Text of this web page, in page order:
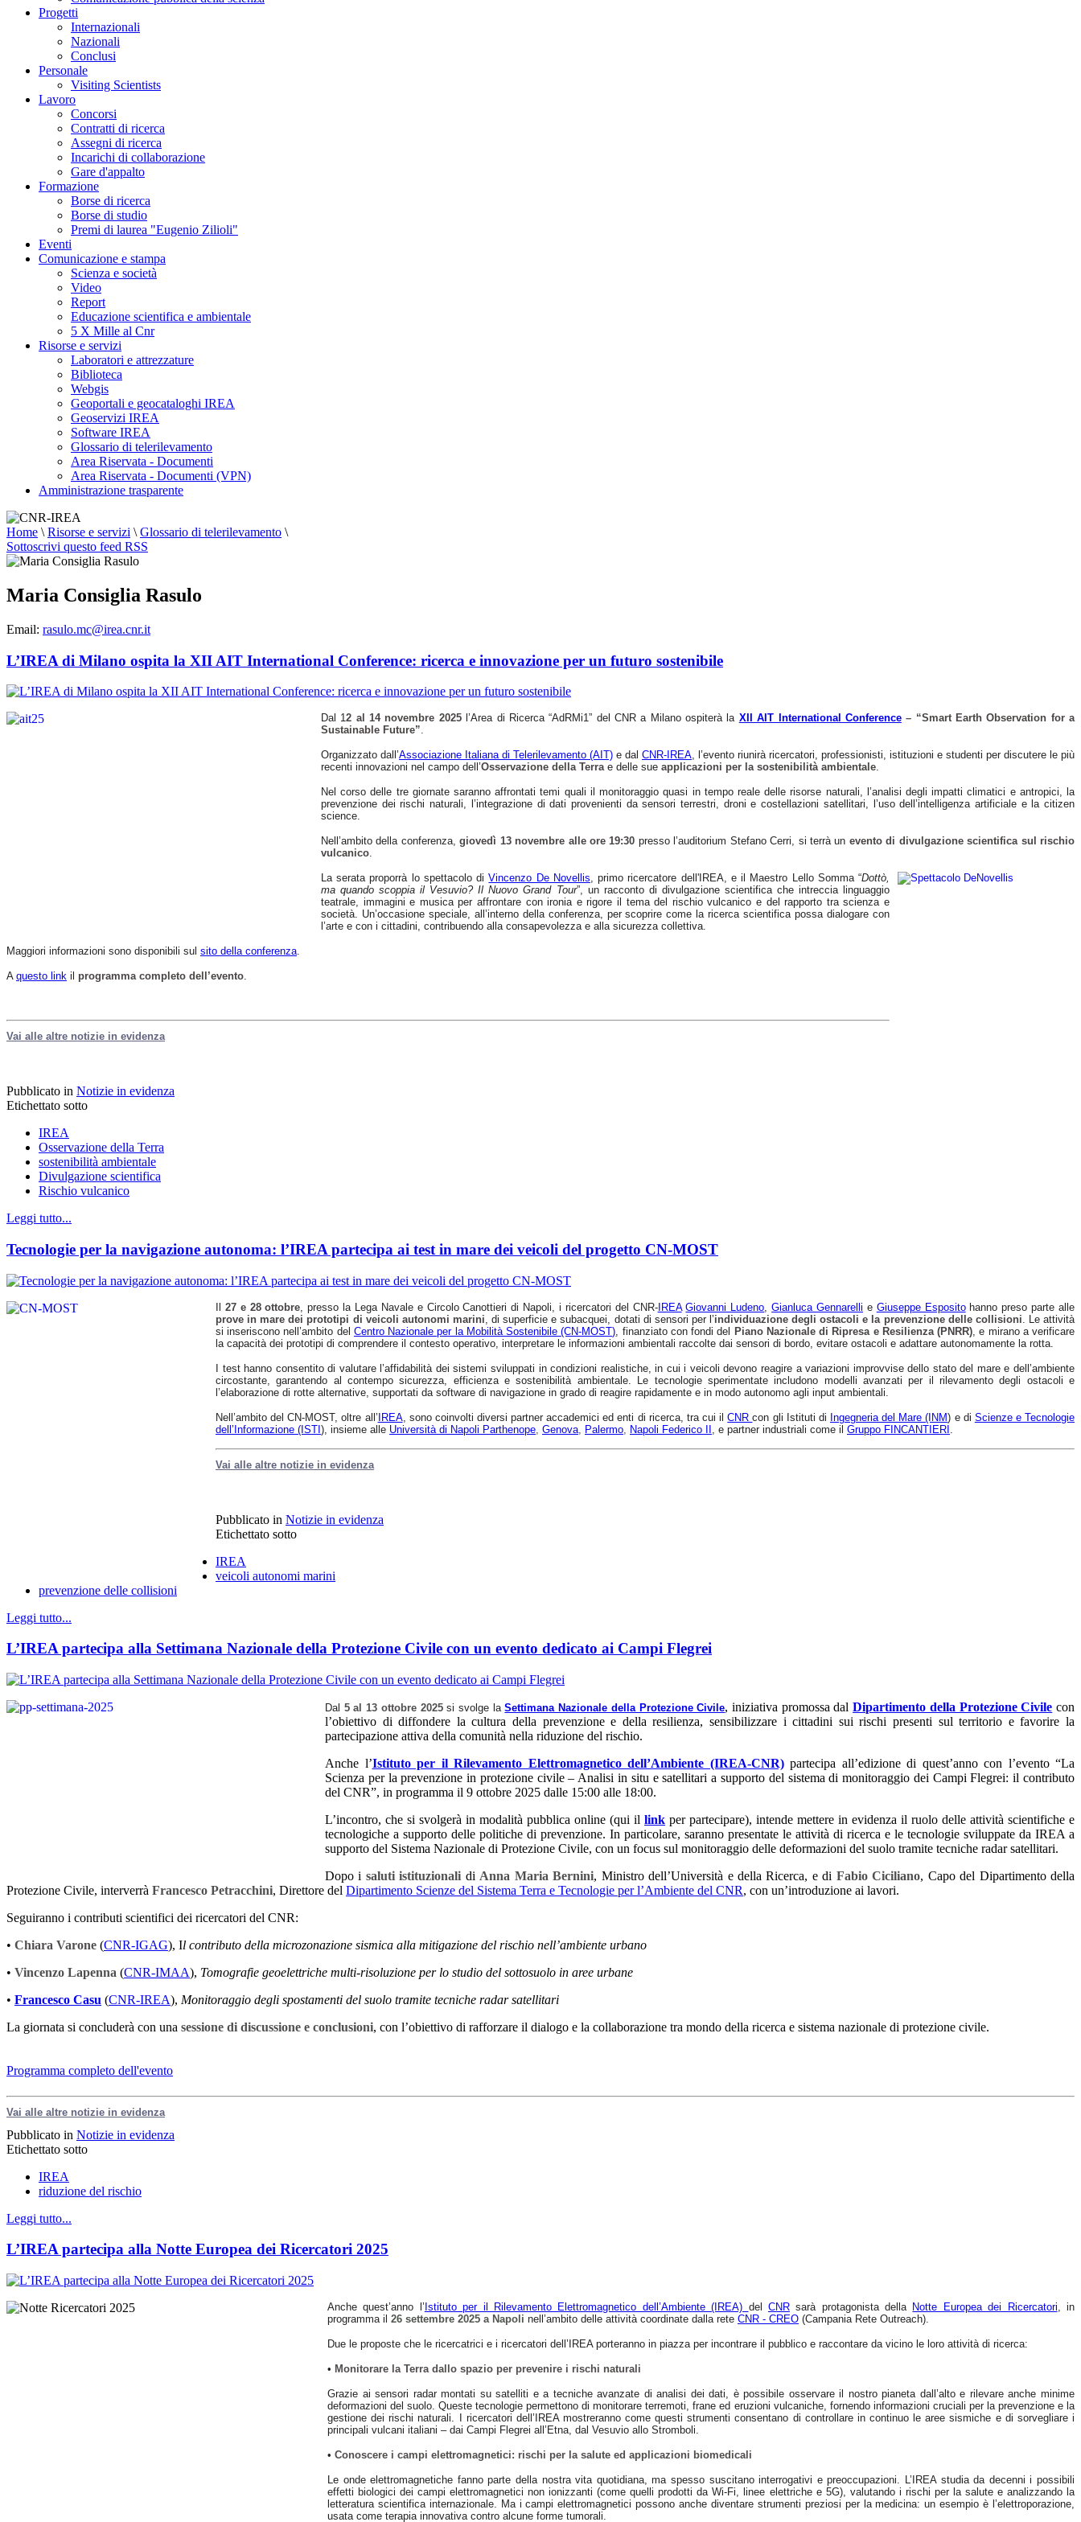
Progetti
Internazionali
Nazionali
Conclusi
Personale
Visiting Scientists
Lavoro
Concorsi
Contratti di ricerca
Assegni di ricerca
Incarichi di collaborazione
Gare d'appalto
Formazione
Borse di ricerca
Borse di studio
Premi di laurea "Eugenio Zilioli"
Eventi
Comunicazione e stampa
Scienza e società
Video
Report
Educazione scientifica e ambientale
5 X Mille al Cnr
Risorse e servizi
Laboratori e attrezzature
Biblioteca
Webgis
Geoportali e geocataloghi IREA
Geoservizi IREA
Software IREA
Glossario di telerilevamento
Area Riservata - Documenti
Area Riservata - Documenti (VPN)
Amministrazione trasparente
Home \ Risorse e servizi \ Glossario di telerilevamento \
Sottoscrivi questo feed RSS
Maria Consiglia Rasulo
Email: rasulo.mc@irea.cnr.it
L’IREA di Milano ospita la XII AIT International Conference: ricerca e innovazione per un futuro sostenibile
Dal 12 al 14 novembre 2025l’Area di Ricerca “AdRMi1” del CNR a Milano ospiterà la XII AIT International Conference– “Smart Earth Observation for a
Sustainable Future”.
Organizzato dall’Associazione Italiana di Telerilevamento (AIT) e dal CNR-IREA, l’evento riunirà ricercatori, professionisti, istituzioni e studenti per discutere le più
recenti innovazioni nel campo dell’Osservazione della Terrae delle sue applicazioni per la sostenibilità ambientale.
Nel corso delle tre giornate saranno affrontati temi quali il monitoraggio quasi in tempo reale delle risorse naturali, l’analisi degli impatti climatici e antropici, la
prevenzione dei rischi naturali, l’integrazione di dati provenienti da sensori terrestri, droni e costellazioni satellitari, l’uso dell’intelligenza artificiale e la citizen
science.
Nell’ambito della conferenza,giovedì 13 novembre alle ore 19:30 presso l’auditorium Stefano Cerri, si terrà un evento di divulgazione scientifica sul rischio
vulcanico.
La serata proporrà lo spettacolo diVincenzo De Novellis, primo ricercatore dell'IREA, e il Maestro Lello Somma “Dottò,
ma quando scoppia il Vesuvio? Il Nuovo Grand Tour”, un racconto di divulgazione scientifica che intreccia linguaggio
teatrale, immagini e musica per affrontare con ironia e rigore il tema del rischio vulcanico e del rapporto tra scienza e
società. Un’occasione speciale, all’interno della conferenza, per scoprire come la ricerca scientifica possa dialogare con
l’arte e con i cittadini, contribuendo alla consapevolezza e alla sicurezza collettiva.
Maggiori informazioni sono disponibili sul sito della conferenza.
A questo link il programma completo dell’evento.
Vai alle altre notizie in evidenza
Pubblicato in Notizie in evidenza
Etichettato sotto
IREA
Osservazione della Terra
sostenibilità ambientale
Divulgazione scientifica
Rischio vulcanico
Leggi tutto...
Tecnologie per la navigazione autonoma: l’IREA partecipa ai test in mare dei veicoli del progetto CN-MOST
Il 27 e 28 ottobre , presso la Lega Navale e Circolo Canottieri di Napoli, i ricercatori del CNR-IREA Giovanni Ludeno ,Gianluca Gennarelli e Giuseppe Espositohanno preso parte alle
prove in mare dei prototipi di veicoli autonomi marini , di superficie e subacquei, dotati di sensori per l’individuazione degli ostacoli e la prevenzione delle collisioni . Le attività
si inseriscono nell’ambito del Centro Nazionale per la Mobilità Sostenibile (CN-MOST) , finanziato con fondi del Piano Nazionale di Ripresa e Resilienza (PNRR) , e mirano a verificare
la capacità dei prototipi di comprendere il contesto operativo, interpretare le informazioni ambientali raccolte dai sensori di bordo, evitare ostacoli e adattare autonomamente la rotta.
I test hanno consentito di valutare l’affidabilità dei sistemi sviluppati in condizioni realistiche, in cui i veicoli devono reagire a variazioni improvvise dello stato del mare e dell’ambiente
circostante, garantendo al contempo sicurezza, efficienza e sostenibilità ambientale. Le tecnologie sperimentate includono modelli avanzati per il rilevamento degli ostacoli e
l’elaborazione di rotte alternative, supportati da software di navigazione in grado di reagire rapidamente e in modo autonomo agli input ambientali.
Nell’ambito del CN-MOST, oltre all’IREA, sono coinvolti diversi partner accademici ed enti di ricerca, tra cui ilCNRcon gli Istituti di Ingegneria del Mare (INM) e di Scienze e Tecnologie
dell’Informazione (ISTI), insieme alle Università di Napoli Parthenope Genova Palermo Napoli Federico II , e partner industriali come il Gruppo FINCANTIERI
Vai alle altre notizie in evidenza
Pubblicato in Notizie in evidenza
Etichettato sotto
IREA
veicoli autonomi marini
prevenzione delle collisioni
Leggi tutto...
L’IREA partecipa alla Settimana Nazionale della Protezione Civile con un evento dedicato ai Campi Flegrei
Dal 5 al 13 ottobre 2025si svolge laSettimana Nazionale della Protezione Civile, iniziativa promossa dalDipartimento della Protezione Civile con
l’obiettivo di diffondere la cultura della prevenzione e della resilienza, sensibilizzare i cittadini sui rischi presenti sul territorio e favorire la
partecipazione attiva della comunità nella riduzione del rischio.
Anche l’Istituto per il Rilevamento Elettromagnetico dell’Ambiente (IREA-CNR)partecipa all’edizione di quest’anno con l’evento “La
Scienza per la prevenzione in protezione civile – Analisi in situ e satellitari a supporto del sistema di monitoraggio dei Campi Flegrei: il contributo
del CNR”, in programma il 9 ottobre 2025 dalle 15:00 alle 18:00.
L’incontro, che si svolgerà in modalità pubblica online (qui il link per partecipare), intende mettere in evidenza il ruolo delle attività scientifiche e
tecnologiche a supporto delle politiche di prevenzione. In particolare, saranno presentate le attività di ricerca e le tecnologie sviluppate da IREA a
supporto del Sistema Nazionale di Protezione Civile, con un focus sul monitoraggio delle deformazioni del suolo tramite tecniche radar satellitari.
Dopo i saluti istituzionali di Anna Maria Bernini, Ministro dell’Università e della Ricerca, e di Fabio Ciciliano, Capo del Dipartimento della
Protezione Civile, interverrà Francesco Petracchini, Direttore del Dipartimento Scienze del Sistema Terra e Tecnologie per l’Ambiente del CNR, con un’introduzione ai lavori.
Seguiranno i contributi scientifici dei ricercatori del CNR:
• Chiara Varone (CNR-IGAG), Il contributo della microzonazione sismica alla mitigazione del rischio nell’ambiente urbano
• Vincenzo Lapenna (CNR-IMAA), Tomografie geoelettriche multi-risoluzione per lo studio del sottosuolo in aree urbane
• Francesco Casu (CNR-IREA), Monitoraggio degli spostamenti del suolo tramite tecniche radar satellitari
La giornata si concluderà con una sessione di discussione e conclusioni, con l’obiettivo di rafforzare il dialogo e la collaborazione tra mondo della ricerca e sistema nazionale di protezione civile.
Programma completo dell'evento
Vai alle altre notizie in evidenza
Pubblicato in Notizie in evidenza
Etichettato sotto
IREA
riduzione del rischio
Leggi tutto...
L’IREA partecipa alla Notte Europea dei Ricercatori 2025
Anche quest’anno l’ Istituto per il Rilevamento Elettromagnetico dell’Ambiente (IREA) del CNRsarà protagonista della Notte Europea dei Ricercatori, in
programma il 26 settembre 2025 a Napoli nell’ambito delle attività coordinate dalla rete CNR - CREO (Campania Rete Outreach).
Due le proposte che le ricercatrici e i ricercatori dell’IREA porteranno in piazza per incontrare il pubblico e raccontare da vicino le loro attività di ricerca:
• Monitorare la Terra dallo spazio per prevenire i rischi naturali
Grazie ai sensori radar montati su satelliti e a tecniche avanzate di analisi dei dati, è possibile osservare il nostro pianeta dall’alto e rilevare anche minime
deformazioni del suolo. Queste tecnologie permettono di monitorare terremoti, frane ed eruzioni vulcaniche, fornendo informazioni cruciali per la prevenzione e la
gestione dei rischi naturali. I ricercatori dell’IREA mostreranno come questi strumenti consentano di controllare in continuo le aree sismiche e di sorvegliare i
principali vulcani italiani – dai Campi Flegrei all’Etna, dal Vesuvio allo Stromboli.
• Conoscere i campi elettromagnetici: rischi per la salute ed applicazioni biomedicali
Le onde elettromagnetiche fanno parte della nostra vita quotidiana, ma spesso suscitano interrogativi e preoccupazioni. L’IREA studia da decenni i possibili
effetti biologici dei campi elettromagnetici non ionizzanti (come quelli prodotti da Wi-Fi, linee elettriche e 5G), valutando i rischi per la salute e analizzando la
letteratura scientifica internazionale. Ma i campi elettromagnetici possono anche diventare strumenti preziosi per la medicina: un esempio è l’elettroporazione,
usata come terapia innovativa contro alcune forme tumorali.